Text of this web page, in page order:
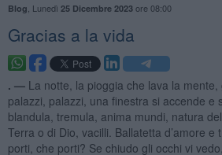
Blog Lunedì 25 Dicembre 2023ore 08:00
Gracias a la vida
. — La notte, la pioggia che lava la mente,
palazzi, palazzi, una finestra si accende e
blandula, tremula, anima mundi, natura
Terra o di Dio, vacilli. Ballatetta d’amore e
porti, che porti? Se chiudo gli occhi vi